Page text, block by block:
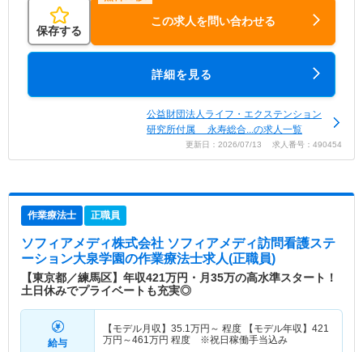
保存する
この求人を問い合わせる
詳細を見る
公益財団法人ライフ・エクステンション
研究所付属 永寿総合...の求人一覧
更新日：2026/07/13 求人番号：490454
作業療法士 正職員
ソフィアメディ株式会社 ソフィアメディ訪問看護ステ
ーション大泉学園の作業療法士求人(正職員)
【東京都／練馬区】年収421万円・月35万の高水準スタート！
土日休みでプライベートも充実◎
給与
【モデル月収】 35.1万円～ 程度 【モデル年収】 421
万円～461万円 程度 ※祝日稼働手当込み